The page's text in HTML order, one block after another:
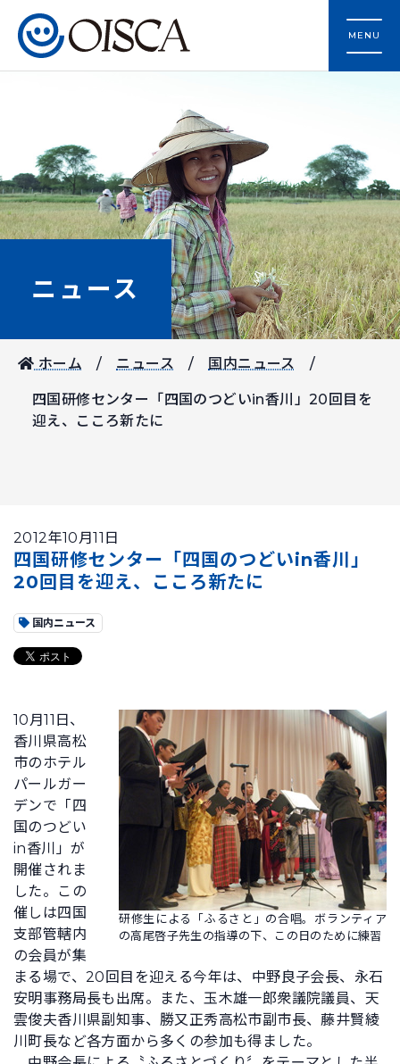
MENU
ニュース
ホーム ニュース 国内ニュース
四国研修センター「四国のつどいin香川」20回目を
迎え、こころ新たに
2012年10月11日
四国研修センター「四国のつどいin香川」
20回目を迎え、こころ新たに
国内ニュース
研修生による「ふるさと」の合唱。ボランティア
の高尾啓子先生の指導の下、この日のために練習
10月11日、
香川県高松
市のホテル
パールガー
デンで「四
国のつどい
in香川」が
開催されま
した。この
催しは四国
支部管轄内
の会員が集
まる場で、20回目を迎える今年は、中野良子会長、永石
安明事務局長も出席。また、玉木雄一郎衆議院議員、天
雲俊夫香川県副知事、勝又正秀高松市副市長、藤井賢綾
川町長など各方面から多くの参加も得ました。